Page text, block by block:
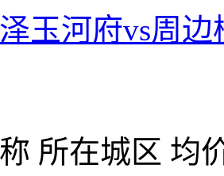
玉河府vs周
所在城区 均